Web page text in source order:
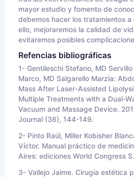
mayor estudio y fomento de
debemos hacer los tratamientos
ello, mejoraremos la calidad de
evitaremos posibles
Refencias bibliográficas
1- Gentileschi Stefano, MD
Marco, MD Salgarello Marzia:
Mass After Laser-Assisted
Multiple Treatments with a Dual-
Vacuum and Massage Device.
Journal (36), 144-149.
2- Pinto Raúl, Miller Kobisher
Víctor. Manual práctico de
Aires: ediciones World Congress
3- Vallejo Jaime. Cirugía estética